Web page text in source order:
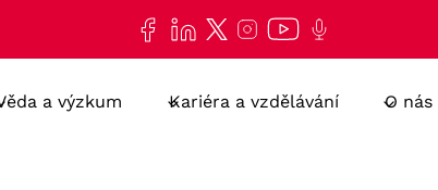
a výzkum Kariéra a vzdělávání O nás